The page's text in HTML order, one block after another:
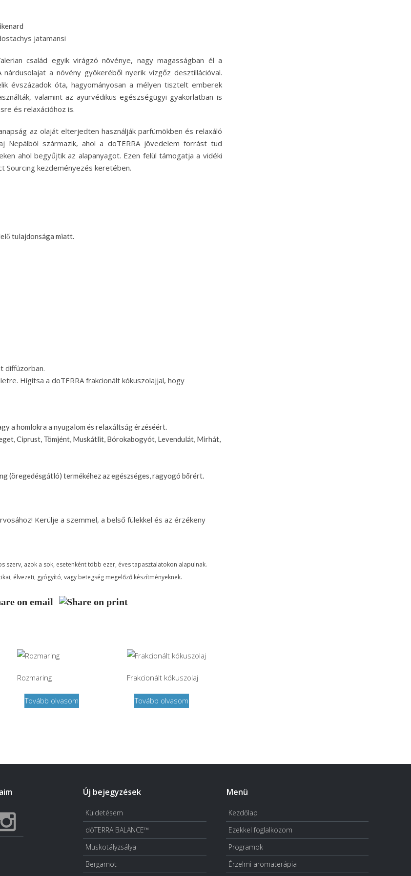
jatamansi
család egyik virágzó növénye, nagy magasságban él a
nárdusolajat a növény gyökeréből nyerik vízgőz desztillációval.
évszázadok óta, hagyományosan a mélyen tisztelt emberek
valamint az ayurvédikus egészségügyi gyakorlatban is
és relaxációhoz is.
az olaját elterjedten használják parfümökben és relaxáló
Nepálból származik, ahol a doTERRA jövedelem forrást tud
ahol begyűjtik az alapanyagot. Ezen felül támogatja a vidéki
Sourcing kezdeményezés keretében.
tulajdonsága miatt.
diffúzorban.
Hígítsa a doTERRA frakcionált kókuszolajjal, hogy
a homlokra a nyugalom és relaxáltság érzéséért.
Ciprust, Tömjént, Muskátlit, Bórokabogyót, Levendulát, Mirhát,
(öregedésgátló) termékéhez az egészséges, ragyogó bőrért.
Kerülje a szemmel, a belső fülekkel és az érzékeny
azok a sok, esetenként több ezer, éves tapasztalatokon alapulnak.
élvezeti, gyógyító, vagy betegség megelőző készítményeknek.
Rozmaring
Tovább olvasom
Frakcionált kókuszolaj
Tovább olvasom
Új bejegyzések
Küldetésem
dōTERRA BALANCE™
Muskotályzsálya
Bergamot
Menü
Kezdőlap
Ezekkel foglalkozom
Programok
Érzelmi aromaterápia